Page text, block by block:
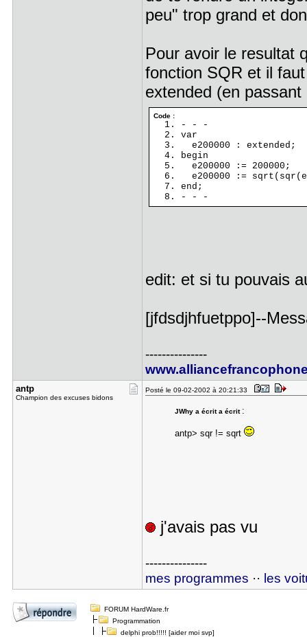
peu" trop grand et
Pour avoir le resultat
fonction SQR et il
extended (en
Code :
- - -
var
e200000 : extended;
begin
e200000 := 200000;
e200000 :=
end;
- - -
edit: et si tu pouvais
[jfdsdjhfuetppo]--
---------------
antp
Champion des excuses bidons
Posté le 09-02-2002 à 20:21:33
JWhy a écrit a écrit :
antp> sqr != sqrt
j'avais pas vu
---------------
mes programmes ·· les
FORUM HardWare.fr
Programmation
delphi prob!!!!! [aider moi svp]